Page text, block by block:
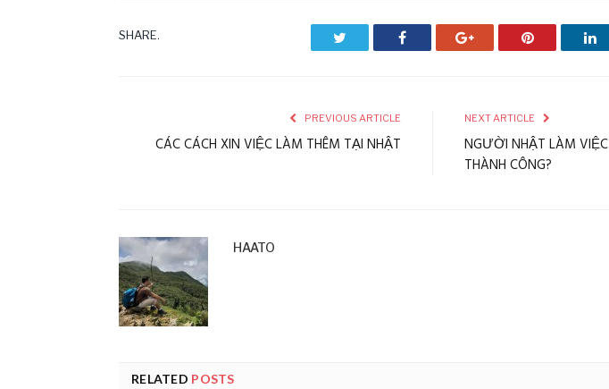
SHARE. Facebook Google+ Pinterest
PREVIOUS ARTICLE
CÁC CÁCH XIN VIỆC LÀM THÊM TẠI NHẬT
NEXT ARTICLE
NGƯỜI NHẬT LÀM
THÀNH CÔNG?
HAATO
RELATED POSTS